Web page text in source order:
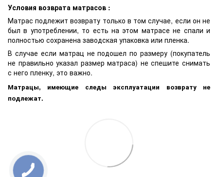
Условия возврата матрасов :
Матрас подлежит возврату только в том случае, если он не
был в употреблении, то есть на этом матрасе не спали и
полностью сохранена заводская упаковка или пленка.
В случае если матрац не подошел по размеру (покупатель
не правильно указал размер матраса) не спешите снимать
с него пленку, это важно.
Матрацы, имеющие следы эксплуатации возврату не
подлежат.